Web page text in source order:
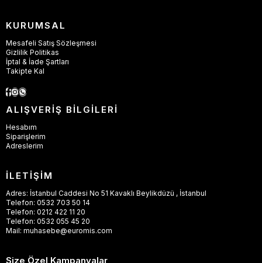
KURUMSAL
Mesafeli Satış Sözleşmesi
Gizlilik Politikas
İptal & İade Şartları
Takipte Kal
ALIŞVERİŞ BİLGİLERİ
Hesabım
Siparişlerim
Adreslerim
İLETİŞİM
Adres: İstanbul Caddesi No 51 Kavaklı Beylikdüzü , İstanbul
Telefon: 0532 703 50 14
Telefon: 0212 422 11 20
Telefon: 0532 055 45 20
Mail: muhasebe@euromis.com
Size Özel Kampanyalar